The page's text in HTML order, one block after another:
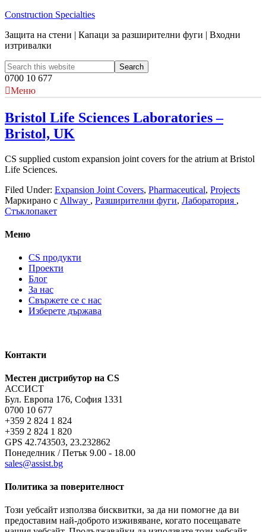
Construction Specialties
Защита на стени | Капаци за разширителни фуги | Входни
изтривалки
0700 10 677
Меню
Bristol Life Sciences Laboratories –
Bristol, UK
CS supplied custom expansion joint covers for the atrium at Bristol
Life Sciences.
Filed Under: Expansion Joint Covers, Pharmaceutical, Projects
Маркирано с Allway , Разширителни фуги, Лаборатория ,
Стъклопакет
Меню
CS продукти
Проекти
Блог
За нас
Свържете се с нас
Изберете държава
Контакти
Местен дистрибутор на CS
АССИСТ
Бул. Европа 176, София 1331
0700 10 677
+359 2 824 1 824
+359 2 824 1 820
GPS 42.743503, 23.232862
Понеделник / Петък 9.00 - 18.00
sales@assist.bg
Политика за поверителност
Този уебсайт използва бисквитки, за да ни помогне да ви
предоставим най-доброто изживяване, когато посещавате